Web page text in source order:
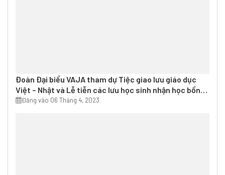
Đoàn Đại biểu VAJA tham dự Tiệc giao lưu giáo dục
Việt – Nhật và Lễ tiễn các lưu học sinh nhận học bổng
của Chính phủ Nhật Bản lên đường sang Nhật Bản du
Đăng vào 06 Tháng 4, 2023